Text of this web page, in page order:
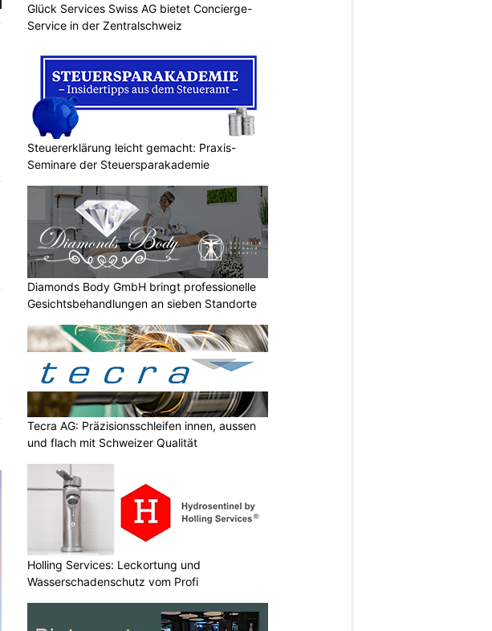
Glück Services Swiss AG bietet Concierge-
Service in der Zentralschweiz
Steuererklärung leicht gemacht: Praxis-
Seminare der Steuersparakademie
Diamonds Body GmbH bringt professionelle
Gesichtsbehandlungen an sieben Standorte
Tecra AG: Präzisionsschleifen innen, aussen
und flach mit Schweizer Qualität
Holling Services: Leckortung und
Wasserschadenschutz vom Profi